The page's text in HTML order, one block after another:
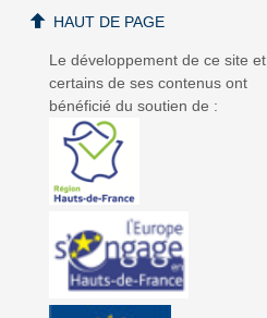
Le développement de ce site et
certains de ses contenus ont
bénéficié du soutien de :
HAUT DE PAGE